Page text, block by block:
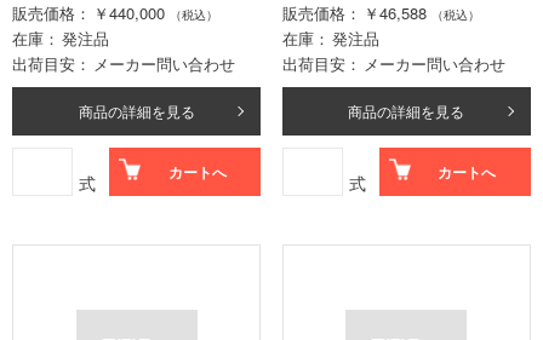
販売価格
￥440,000 （税込）
在庫
発注品
出荷目安
メーカー問い合わせ
商品の詳細を見る
式 カートへ
販売価格
￥46,588 （税込）
在庫
発注品
出荷目安
メーカー問い合わせ
商品の詳細を見る
式 カートへ